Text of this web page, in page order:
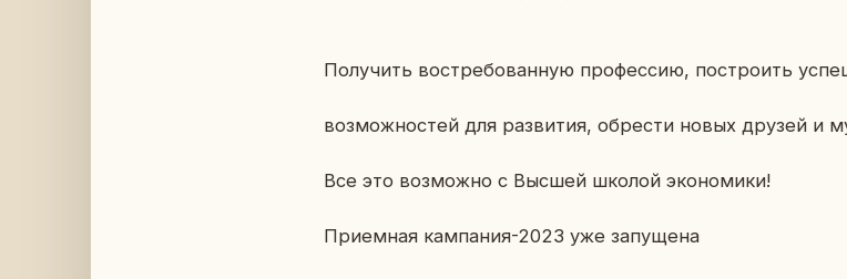
По­лу­чить вос­тре­бо­ван­ную про­фес­сию, по­стро­ить
воз­мож­но­стей для раз­ви­тия, об­ре­сти новых друзей и
Все это воз­мож­но с Высшей школой эко­но­ми­ки!
При­ем­ная кам­па­ния-2023 уже за­пу­ще­на